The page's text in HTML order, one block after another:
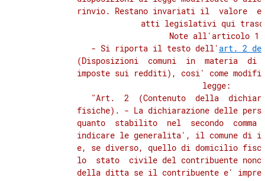
DISPOSIZIONI PER
L'AMMINISTRAZIONE FINANZIARIA
TITOLO III
DISPOSIZIONI PER LA TRASPARENZA
DEI RAPPORTI TRA AMMINISTRAZIONE
CAPO IV
MISURE DI RAZIONALIZZAZIONE
TITOLO IV
RIVALUTAZIONE DI BENI IMMOBILI
DELLE IMPRESE E DISPOSIZIONI PER
LA TASSAZIONE DI TALUNE PLUSVALENZE DA CONFERIMENTI
rinvio. Restano invariati il  valore
atti legislativi qui
          Note all'articolo 1:
             - Si riporta il testo dell'
art. 2 del
(Disposizioni  comuni  in  materia  di
imposte sui redditi), cosi' come
          legge:
"Art.  2  (Contenuto  della
fisiche). - La dichiarazione delle
quanto  stabilito  nel  secondo  comma
indicare le generalita', il comune di
e, se diverso, quello di domicilio
lo  stato  civile del contribuente
della ditta se il contribuente e'